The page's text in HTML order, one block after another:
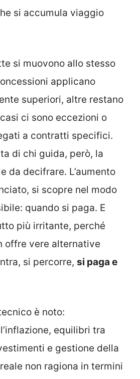
si accumula viaggio
si muovono allo stesso
applicano
superiori, altre restano
ci sono eccezioni o
a contratti specifici.
di chi guida, però, la
da decifrare. L’aumento
si scopre nel modo
quando si paga. E
più irritante, perché
offre vere alternative
si percorre, si paga e
è noto:
equilibri tra
e gestione della
non ragiona in termini